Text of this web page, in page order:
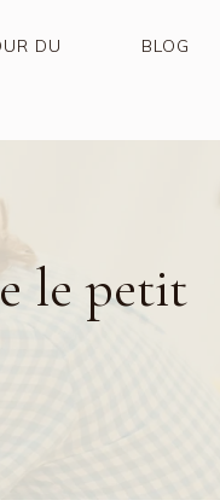
DU BLOG
le petit